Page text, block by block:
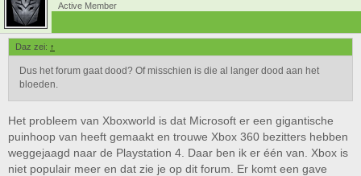
Active Member
Daz zei: ↑
Dus het forum gaat dood? Of misschien is die al langer dood aan het
bloeden.
Het probleem van Xboxworld is dat Microsoft er een gigantische
puinhoop van heeft gemaakt en trouwe Xbox 360 bezitters hebben
weggejaagd naar de Playstation 4. Daar ben ik er één van. Xbox is
niet populair meer en dat zie je op dit forum. Er komt een gave